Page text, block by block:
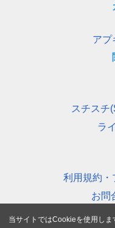
アプ
スチスチ
ラ
利用規約・
お問
当サイトではCookieを使用し